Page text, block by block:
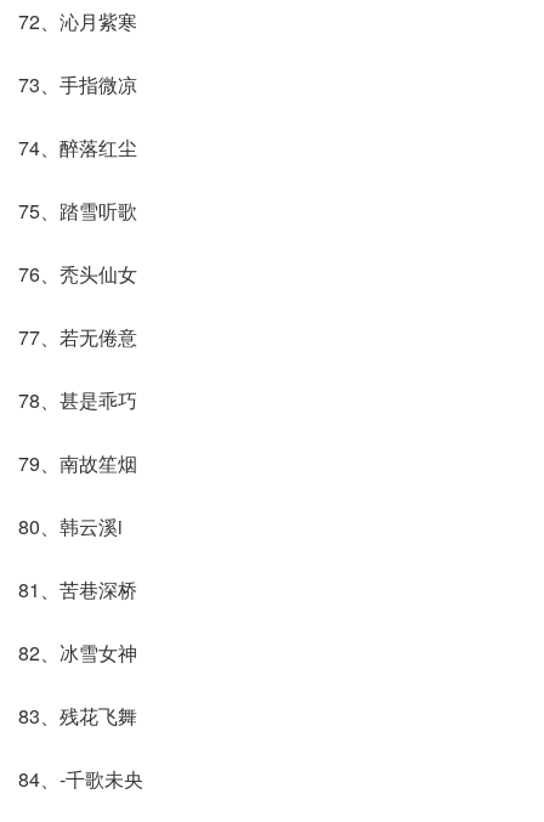
72、沁月紫寒
73、手指微凉
74、醉落红尘
75、踏雪听歌
76、秃头仙女
77、若无倦意
78、甚是乖巧
79、南故笙烟
80、韩云溪i
81、苦巷深桥
82、冰雪女神
83、残花飞舞
84、-千歌未央